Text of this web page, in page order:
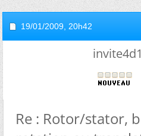
19/01/2009, 20h42
Re : Rotor/stator,